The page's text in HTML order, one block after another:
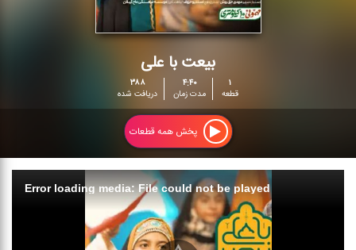
بیعت با علی
۱
قطعه
۴:۴۰
مدت زمان
۳۸۸
دریافت شده
پخش همه قطعات
Error loading media: File could not be played